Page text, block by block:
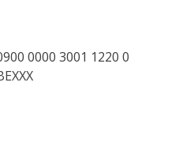
0000 3001 1220 0